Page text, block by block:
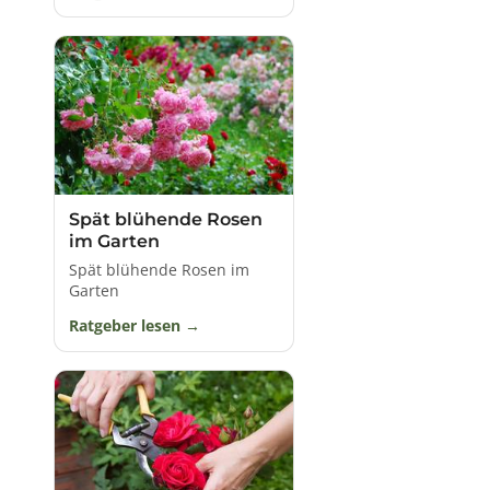
Die "Königin der Blumen" zeigt sich in einer
erstaunlichen Vielfalt an Formen, Größen und Farben,
was reichhaltige Verwendungsmöglichkeiten zulässt.
Hinzu kommt das anregende, und ebenso
mannigfaltige Rosenaroma, eine Duftnote die von
verführerisch-sinnlich bis säuerlich-würzig reichen
kann.
Rosen gibt es für jeden Zweck und jeden Standort.
Rosensorten von niedrigem, kriechendem und
Bodendecker dienen, andere eignen sich
ausgezeichnet für formale Beete und Einfassungen.
Kleine oder große Strauchrosen bieten daneben einen
glanzvollen Blickfang als Kübelpflanze auf der
Terrasse oder als Einzel- und Gruppenelement in
Rabatten. Mit ihnen lässt sich ebenfalls eine
geschmackvolle Hecke oder ein anmutig blühender
Sichtschutz gestalten. Kletternde Gartenrosen
hingegen sind eine elegante Zierde für Mauern,
Spät blühende Rosen
im Garten
Spät blühende Rosen im
Garten
Ratgeber lesen